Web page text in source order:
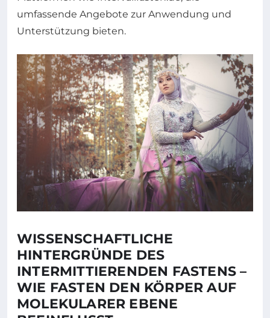
umfassende Angebote zur Anwendung und
Unterstützung bieten.
WISSENSCHAFTLICHE
HINTERGRÜNDE DES
INTERMITTIERENDEN FASTENS –
WIE FASTEN DEN KÖRPER AUF
MOLEKULARER EBENE